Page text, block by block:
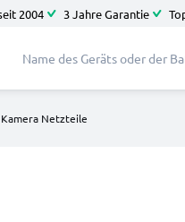
2004 3 Jahre Garantie
Kamera Netzteile